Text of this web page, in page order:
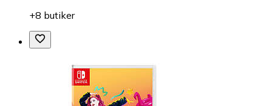
+8 butiker